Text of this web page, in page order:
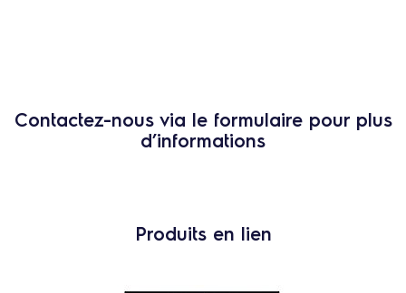
Contactez-nous via le formulaire pour plus
d’informations
Produits en lien